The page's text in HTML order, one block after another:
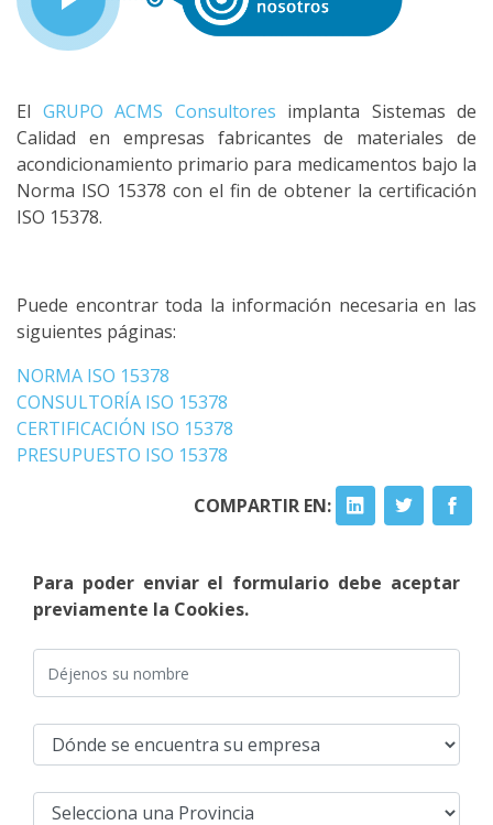
El GRUPO ACMS Consultores implanta Sistemas de
Calidad en empresas fabricantes de materiales de
acondicionamiento primario para medicamentos bajo la
Norma ISO 15378 con el fin de obtener la certificación
ISO 15378.
Puede encontrar toda la información necesaria en las
siguientes páginas:
NORMA ISO 15378
CONSULTORÍA ISO 15378
CERTIFICACIÓN ISO 15378
PRESUPUESTO ISO 15378
COMPARTIR EN:
Para poder enviar el formulario debe aceptar
previamente la Cookies.